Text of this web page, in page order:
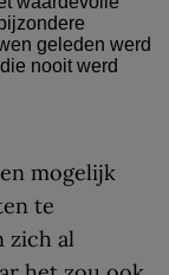
mogelijk
te
zich al